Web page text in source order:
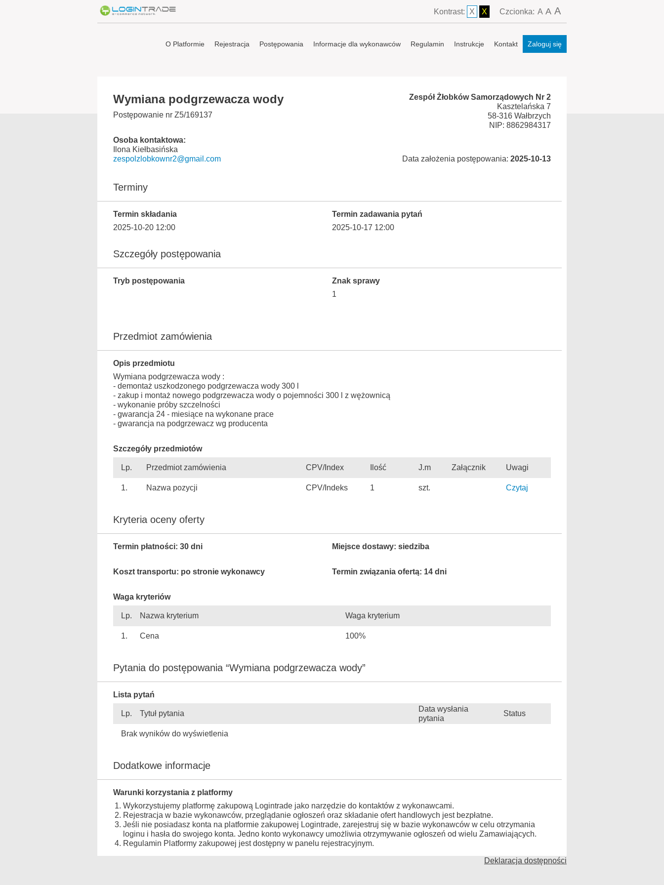
Kontrast: X X Czcionka: A A A
O Platformie Rejestracja Postępowania Informacje dla wykonawców Regulamin Instrukcje Kontakt Zaloguj się
Wymiana podgrzewacza wody
Postępowanie nr Z5/169137
Osoba kontaktowa:
Ilona Kiełbasińska
zespolzlobkownr2@gmail.com
Zespół Żłobków Samorządowych Nr 2
Kasztelańska 7
58-316 Wałbrzych
NIP: 8862984317
Data założenia postępowania: 2025-10-13
Terminy
Termin składania
2025-10-20 12:00
Termin zadawania pytań
2025-10-17 12:00
Szczegóły postępowania
Tryb postępowania
Znak sprawy
1
Przedmiot zamówienia
Opis przedmiotu
Wymiana podgrzewacza wody :
- demontaż uszkodzonego podgrzewacza wody 300 l
- zakup i montaż nowego podgrzewacza wody o pojemności 300 l z wężownicą
- wykonanie próby szczelności
- gwarancja 24 - miesiące na wykonane prace
- gwarancja na podgrzewacz wg producenta
Szczegóły przedmiotów
Lp. Przedmiot zamówienia CPV/Index Ilość J.m Załącznik Uwagi
1. Nazwa pozycji CPV/Indeks 1 szt. Czytaj
Kryteria oceny oferty
Termin płatności: 30 dni Miejsce dostawy: siedziba
Koszt transportu: po stronie wykonawcy Termin związania ofertą: 14 dni
Waga kryteriów
Lp. Nazwa kryterium Waga kryterium
1. Cena 100%
Pytania do postępowania “Wymiana podgrzewacza wody”
Lista pytań
Lp. Tytuł pytania
Data wysłania
pytania
Status
Brak wyników do wyświetlenia
Dodatkowe informacje
Warunki korzystania z platformy
Wykorzystujemy platformę zakupową Logintrade jako narzędzie do kontaktów z wykonawcami.
Rejestracja w bazie wykonawców, przeglądanie ogłoszeń oraz składanie ofert handlowych jest bezpłatne.
Jeśli nie posiadasz konta na platformie zakupowej Logintrade, zarejestruj się w bazie wykonawców w celu otrzymania
loginu i hasła do swojego konta. Jedno konto wykonawcy umożliwia otrzymywanie ogłoszeń od wielu Zamawiających.
Regulamin Platformy zakupowej jest dostępny w panelu rejestracyjnym.
Deklaracja dostępności